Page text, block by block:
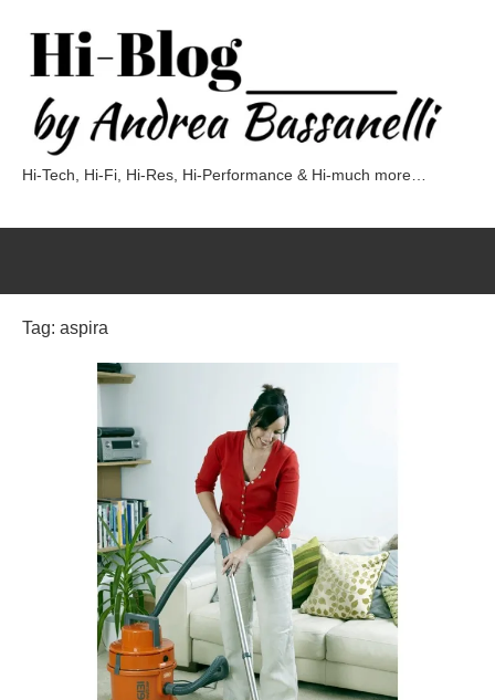
contenuto
Blog
Andrea
Bassanelli
Hi-Tech, Hi-Fi, Hi-Res, Hi-Performance & Hi-much more…
Tag: aspira